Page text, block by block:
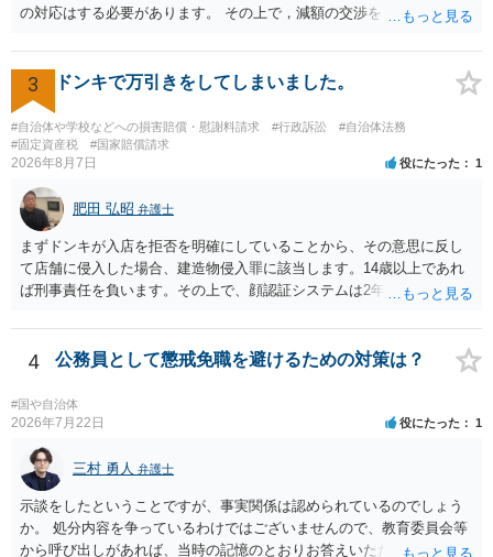
の対応はする必要があります。 その上で，減額の交渉をしたり，分割
ととなるかと思われます。 個別のご相談を希望される場合は，希望す
る弁護士に面談の予約を入れ日程調整の上で面談を行うと良いでしょ
う。
3 ドンキで万引きをしてしまいました。
#自治体や学校などへの損害賠償・慰謝料請求 #行政訴訟
#自治体法務
#固定資産税
#国家賠償請求
2026年8月7日 役にたった 1
肥田 弘昭 弁護士
まずドンキが入店を拒否を明確にしていることから、その意思に反し
て店舗に侵入した場合、建造物侵入罪に該当します。14歳以上であれ
ば刑事責任を負います。その上で、顔認証システムは2年程度で削除さ
いです。そのドンキにどうしても行かないといけない理由は不明です
が、保護者に町田のドンキに連絡をして許可を貰うのが一番安全かと
4 公務員として懲戒免職を避けるための対策は？
#国や自治体
2026年7月22日 役にたった 1
三村 勇人 弁護士
示談をしたということですが、事実関係は認められているのでしょう
か。 処分内容を争っているわけではございませんので、教育委員会等
から呼び出しがあれば、当時の記憶のとおりお答えいただくことにな